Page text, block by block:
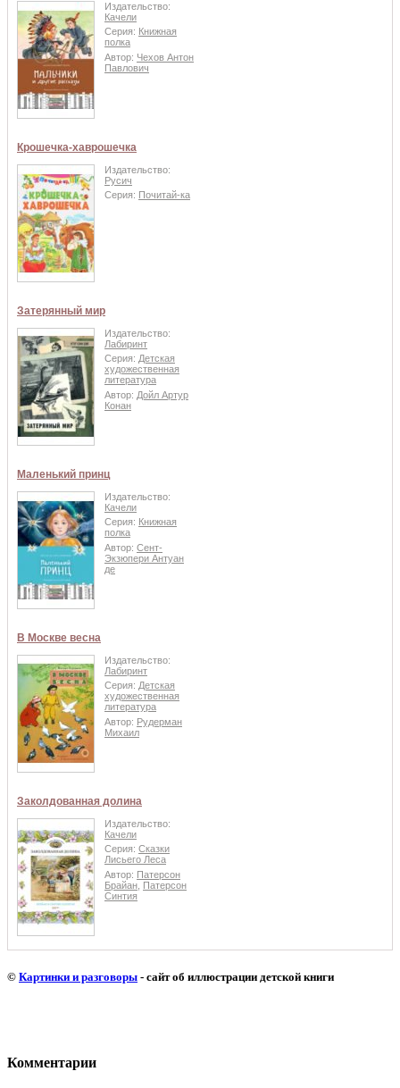
Издательство:
Качели
Серия: Книжная
полка
Автор: Чехов Антон
Павлович
Крошечка-хаврошечка
Издательство:
Русич
Серия: Почитай-ка
Затерянный мир
Издательство:
Лабиринт
Серия: Детская
художественная
литература
Автор: Дойл Артур
Конан
Маленький принц
Издательство:
Качели
Серия: Книжная
полка
Автор: Сент-
Экзюпери Антуан
де
В Москве весна
Издательство:
Лабиринт
Серия: Детская
художественная
литература
Автор: Рудерман
Михаил
Заколдованная долина
Издательство:
Качели
Серия: Сказки
Лисьего Леса
Автор: Патерсон
Брайан Патерсон
Синтия
© Картинки и разговоры - сайт об иллюстрации детской книги
Комментарии